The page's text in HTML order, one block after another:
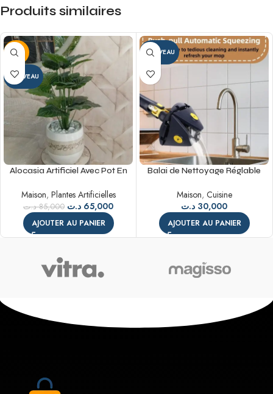
Produits similaires
-24%
NOUVEAU
Alocasia Artificiel Avec Pot En
Époustouflante
Maison, Plantes Artificielles
85,000 د.ت 65,000 د.ت
AJOUTER AU PANIER
NOUVEAU
Balai de Nettoyage Réglable
Lavable – Conception
Triangulaire
Maison, Cuisine
30,000 د.ت
AJOUTER AU PANIER